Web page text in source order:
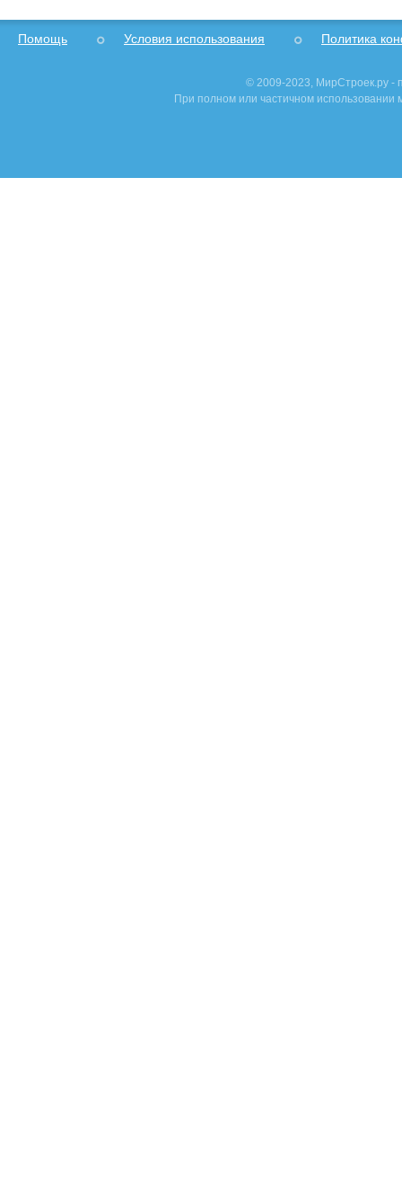
Помощь Условия использования Политика
© 2009-2023, МирСтроек.ру -
При полном или частичном использовании